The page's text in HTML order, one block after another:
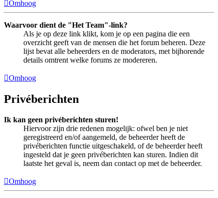
Omhoog
Waarvoor dient de "Het Team"-link?
Als je op deze link klikt, kom je op een pagina die een
overzicht geeft van de mensen die het forum beheren. Deze
lijst bevat alle beheerders en de moderators, met bijhorende
details omtrent welke forums ze modereren.
Omhoog
Privéberichten
Ik kan geen privéberichten sturen!
Hiervoor zijn drie redenen mogelijk: ofwel ben je niet
geregistreerd en/of aangemeld, de beheerder heeft de
privéberichten functie uitgeschakeld, of de beheerder heeft
ingesteld dat je geen privéberichten kan sturen. Indien dit
laatste het geval is, neem dan contact op met de beheerder.
Omhoog